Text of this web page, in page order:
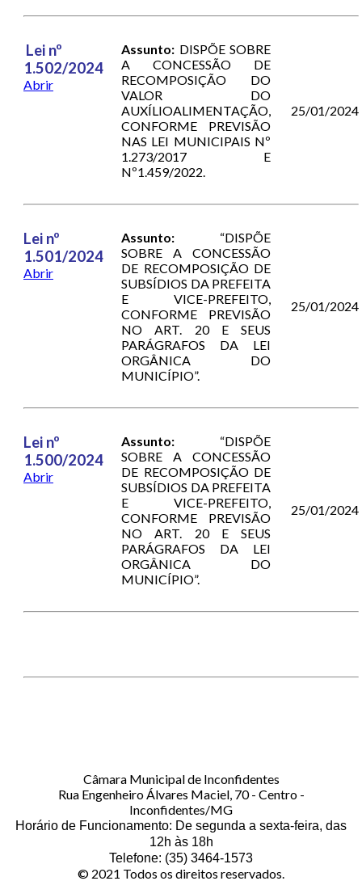
Lei nº
1.502/2024
Abrir
Assunto: DISPÕE SOBRE
A CONCESSÃO DE
RECOMPOSIÇÃO DO
VALOR DO
AUXÍLIOALIMENTAÇÃO,
CONFORME PREVISÃO
NAS LEI MUNICIPAIS Nº
1.273/2017 E
Nº1.459/2022.
25/01/2024
Lei nº
1.501/2024
Abrir
Assunto: “DISPÕE
SOBRE A CONCESSÃO
DE RECOMPOSIÇÃO DE
SUBSÍDIOS DA PREFEITA
E VICE-PREFEITO,
CONFORME PREVISÃO
NO ART. 20 E SEUS
PARÁGRAFOS DA LEI
ORGÂNICA DO
MUNICÍPIO”.
25/01/2024
Lei nº
1.500/2024
Abrir
Assunto: “DISPÕE
SOBRE A CONCESSÃO
DE RECOMPOSIÇÃO DE
SUBSÍDIOS DA PREFEITA
E VICE-PREFEITO,
CONFORME PREVISÃO
NO ART. 20 E SEUS
PARÁGRAFOS DA LEI
ORGÂNICA DO
MUNICÍPIO”.
25/01/2024
Câmara Municipal de Inconfidentes
Rua Engenheiro Álvares Maciel, 70 - Centro -
Inconfidentes/MG
Horário de Funcionamento: De segunda a sexta-feira, das
12h às 18h
Telefone: (35) 3464-1573
© 2021 Todos os direitos reservados.